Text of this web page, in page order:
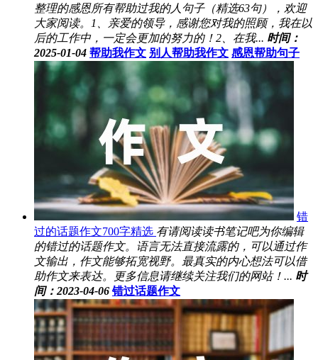
整理的感恩所有帮助过我的人句子（精选63句），欢迎
大家阅读。1、亲爱的领导，感谢您对我的照顾，我在以
后的工作中，一定会更加的努力的！2、在我... 时间：
2025-01-04 帮助我作文 别人帮助我作文 感恩帮助句子
错
过的话题作文700字精选 有请阅读读书笔记吧为你编辑
的错过的话题作文。语言无法直接流露的，可以通过作
文输出，作文能够拓宽视野。最真实的内心想法可以借
助作文来表达。更多信息请继续关注我们的网站！... 时
间：2023-04-06 错过话题作文